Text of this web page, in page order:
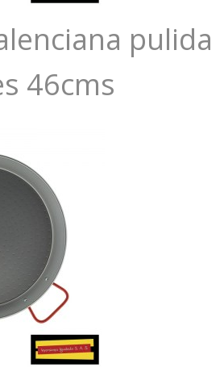
pulida
46cms